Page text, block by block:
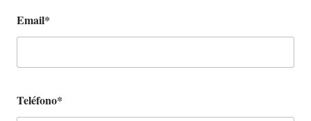
Email*
Teléfono*